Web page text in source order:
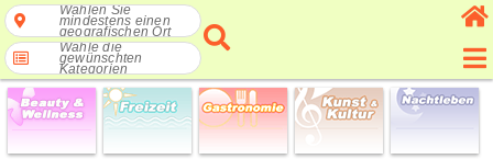
Wählen Sie
mindestens einen
geografischen Ort
Wähle die
gewünschten
Kategorien